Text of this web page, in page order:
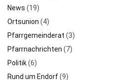
News (19)
Ortsunion (4)
Pfarrgemeinderat (3)
Pfarrnachrichten (7)
Politik(6)
Rund um Endorf(9)